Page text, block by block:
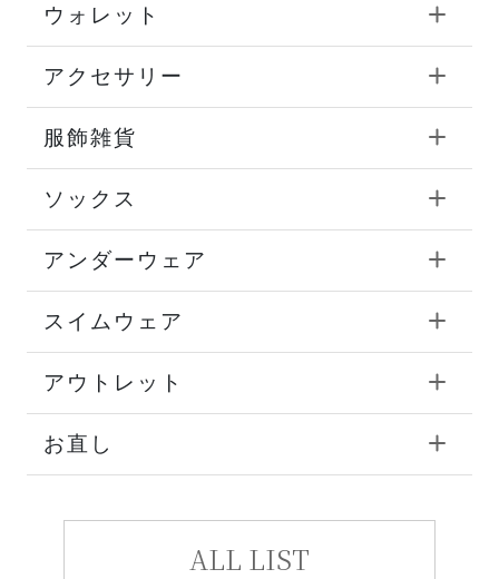
ウォレット
アクセサリー
服飾雑貨
ソックス
アンダーウェア
スイムウェア
アウトレット
お直し
ALL LIST